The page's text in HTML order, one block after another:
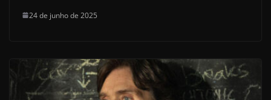
24 de junho de 2025